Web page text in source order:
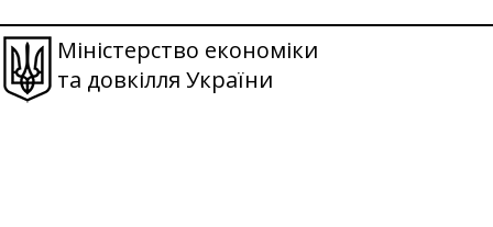
Міністерство економіки
та довкілля України